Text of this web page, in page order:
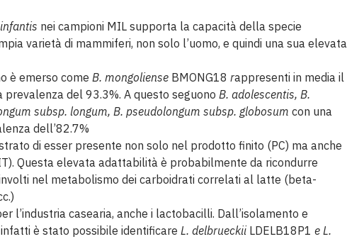
nei campioni MIL supporta la capacità della specie
varietà di mammiferi, non solo l’uomo, e quindi una sua elevata
è emerso come B. mongoliense BMONG18 rappresenti in media il
del 93.3%. A questo seguono B. adolescentis, B.
subsp. longum, B. pseudolongum subsp. globosum con una
dell’82.7%
di esser presente non solo nel prodotto finito (PC) ma anche
Questa elevata adattabilità è probabilmente da ricondurre
nel metabolismo dei carboidrati correlati al latte (beta-
l’industria casearia, anche i lactobacilli. Dall’isolamento e
è stato possibile identificare L. delbrueckii LDELB18P1 e L.